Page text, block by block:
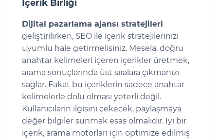
İçerik Birliği
Dijital pazarlama ajansı stratejileri
geliştirilirken, SEO ile içerik stratejilerinizi
uyumlu hale getirmelisiniz. Mesela, doğru
anahtar kelimeleri içeren içerikler üretmek,
arama sonuçlarında üst sıralara çıkmanızı
sağlar. Fakat bu içeriklerin sadece anahtar
kelimelerle dolu olması yeterli değil.
Kullanıcıların ilgisini çekecek, paylaşmaya
değer bilgiler sunmak esas olmalıdır. İyi bir
içerik, arama motorları için optimize edilmiş